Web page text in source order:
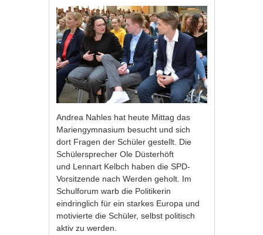
Andrea Nahles hat heute Mittag das
Mariengymnasium besucht und sich
dort Fragen der Schüler gestellt. Die
Schülersprecher Ole Düsterhöft
und Lennart Kelbch haben die SPD-
Vorsitzende nach Werden geholt. Im
Schulforum warb die Politikerin
eindringlich für ein starkes Europa und
motivierte die Schüler, selbst politisch
aktiv zu werden.